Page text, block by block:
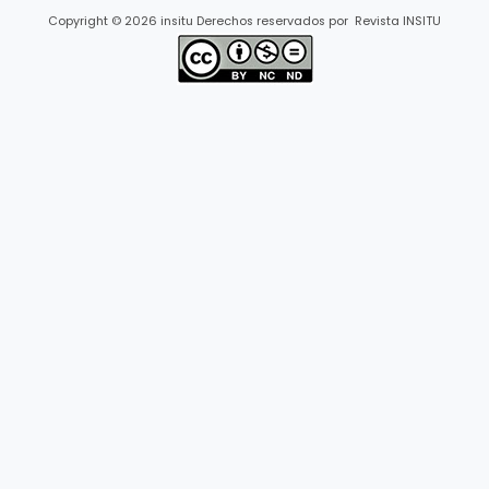
Copyright © 2026 insitu Derechos reservados por Revista INSITU